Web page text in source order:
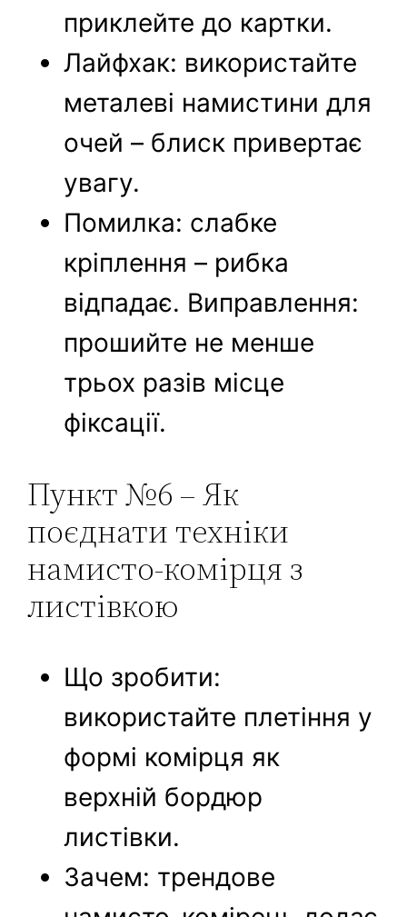
приклейте до картки.
Лайфхак: використайте
металеві намистини для
очей – блиск привертає
увагу.
Помилка: слабке
кріплення – рибка
відпадає. Виправлення:
прошийте не менше
трьох разів місце
фіксації.
Пункт №6 – Як
поєднати техніки
намисто-комірця з
листівкою
Що зробити:
використайте плетіння у
формі комірця як
верхній бордюр
листівки.
Зачем: трендове